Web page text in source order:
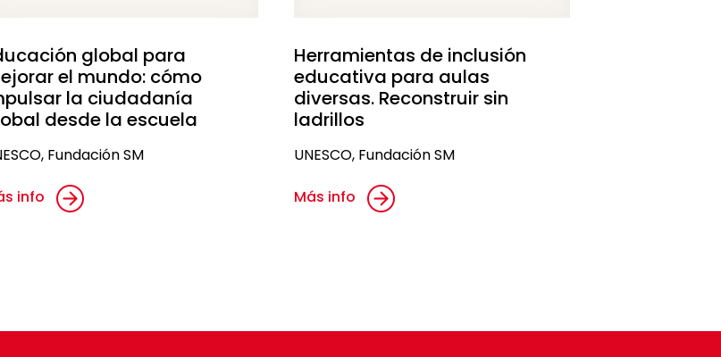
global para
el mundo: cómo
la ciudadanía
desde la escuela
Fundación SM
info
Herramientas de inclusión
educativa para aulas
diversas. Reconstruir sin
ladrillos
UNESCO, Fundación SM
Más info